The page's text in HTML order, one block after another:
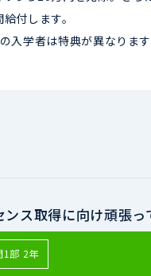
付します。
入学者は特典が異なりま
ンス取得に向け頑張っ
1部 2年